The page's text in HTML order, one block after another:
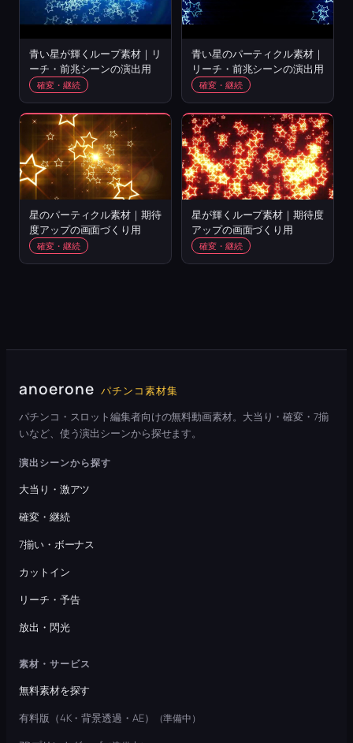
青い星が輝くループ素材｜リ
ーチ・前兆シーンの演出用
確変・継続
青い星のパーティクル素材｜
リーチ・前兆シーンの演出用
確変・継続
星のパーティクル素材｜期待
度アップの画面づくり用
確変・継続
星が輝くループ素材｜期待度
アップの画面づくり用
確変・継続
anoerone パチンコ素材集
パチンコ・スロット編集者向けの無料動画素材。大当り・確変・7揃
いなど、使う演出シーンから探せます。
演出シーンから探す
大当り・激アツ
確変・継続
7揃い・ボーナス
カットイン
リーチ・予告
放出・閃光
素材・サービス
無料素材を探す
有料版（4K・背景透過・AE）
（準備中）